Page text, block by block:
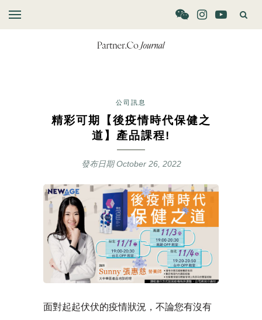
公司訊息
精彩可期【後疫情時代保健之
道】產品課程!
發布日期October 26, 2022
面對起起伏伏的疫情狀況，不論您有沒有